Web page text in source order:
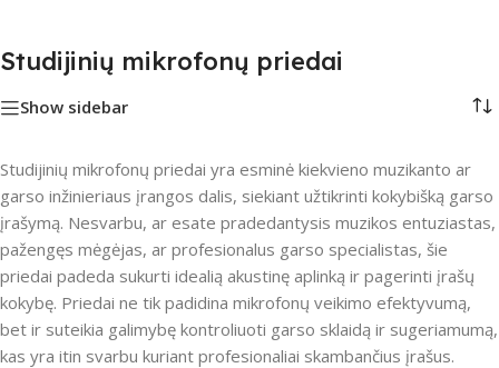
Studijinių mikrofonų priedai
Show sidebar
Studijinių mikrofonų priedai yra esminė kiekvieno muzikanto ar
garso inžinieriaus įrangos dalis, siekiant užtikrinti kokybišką garso
įrašymą. Nesvarbu, ar esate pradedantysis muzikos entuziastas,
pažengęs mėgėjas, ar profesionalus garso specialistas, šie
priedai padeda sukurti idealią akustinę aplinką ir pagerinti įrašų
kokybę. Priedai ne tik padidina mikrofonų veikimo efektyvumą,
bet ir suteikia galimybę kontroliuoti garso sklaidą ir sugeriamumą,
kas yra itin svarbu kuriant profesionaliai skambančius įrašus.